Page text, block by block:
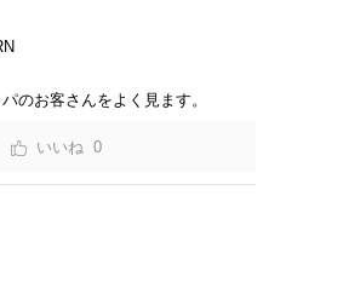
のお客さんをよく見ます。
0